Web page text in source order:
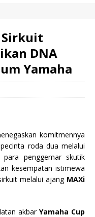
Sirkuit
DNA
Yamaha
komitmennya
roda dua melalui
penggemar skutik
kesempatan istimewa
melalui ajang MAXi
akbar Yamaha Cup